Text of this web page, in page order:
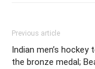
Previous article
Indian men’s hockey
the bronze medal;